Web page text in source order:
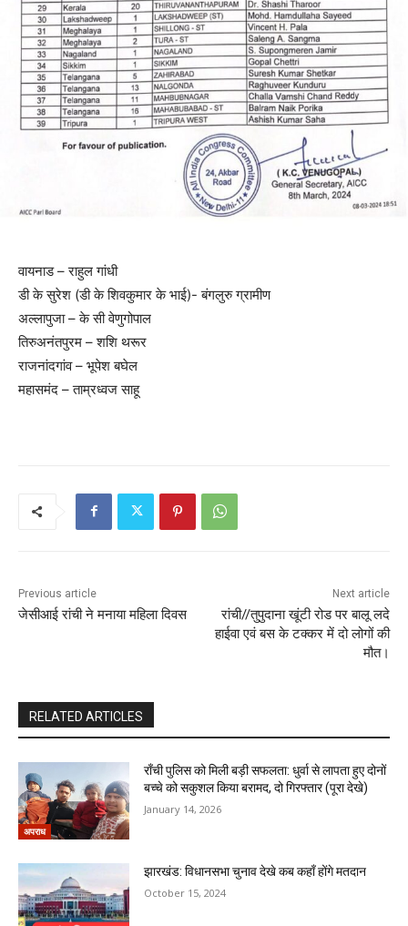
वायनाड – राहुल गांधी
डी के सुरेश (डी के शिवकुमार के भाई)- बंगलुरु ग्रामीण
अल्लापुजा – के सी वेणुगोपाल
तिरुअनंतपुरम – शशि थरूर
राजनांदगांव – भूपेश बघेल
महासमंद – ताम्रध्वज साहू
Previous article
जेसीआई रांची ने मनाया महिला दिवस
Next article
रांची//तुपुदाना खूंटी रोड पर बालू लदे
हाईवा एवं बस के टक्कर में दो लोगों की
मौत।
RELATED ARTICLES
अपराध
राँची पुलिस को मिली बड़ी सफलता: धुर्वा से लापता हुए दोनों
बच्चे को सकुशल किया बरामद, दो गिरफ्तार (पूरा देखे)
January 14, 2026
झारखंड: विधानसभा चुनाव देखे कब कहाँ होंगे मतदान
October 15, 2024